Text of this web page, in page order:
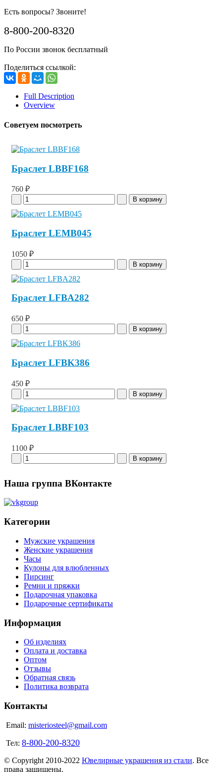
Есть вопросы? Звоните!
8-800-200-8320
По России звонок бесплатный
Поделиться ссылкой:
Full Description
Overview
Советуем посмотреть
Браслет LBBF168
760 ₽
Браслет LEMB045
1050 ₽
Браслет LFBA282
650 ₽
Браслет LFBK386
450 ₽
Браслет LBBF103
1100 ₽
Наша группа ВКонтакте
Категории
Мужские украшения
Женские украшения
Часы
Кулоны для влюбленных
Пирсинг
Ремни и пряжки
Подарочная упаковка
Подарочные сертификаты
Информация
Об изделиях
Оплата и доставка
Оптом
Отзывы
Обратная связь
Политика возврата
Контакты
Email: misteriosteel@gmail.com
Тел: 8-800-200-8320
© Copyright 2010-2022 Ювелирные украшения из стали. Все
права защищены.